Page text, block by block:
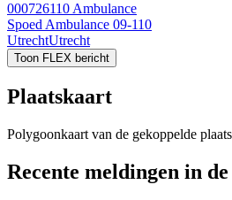
000726110 Ambulance
Spoed Ambulance 09-110
UtrechtUtrecht
Toon FLEX bericht
Plaatskaart
Polygoonkaart van de gekoppelde
Recente meldingen in